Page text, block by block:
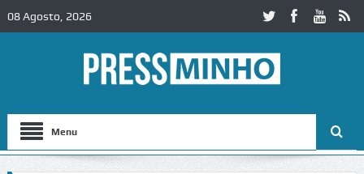
08 Agosto, 2026
Menu